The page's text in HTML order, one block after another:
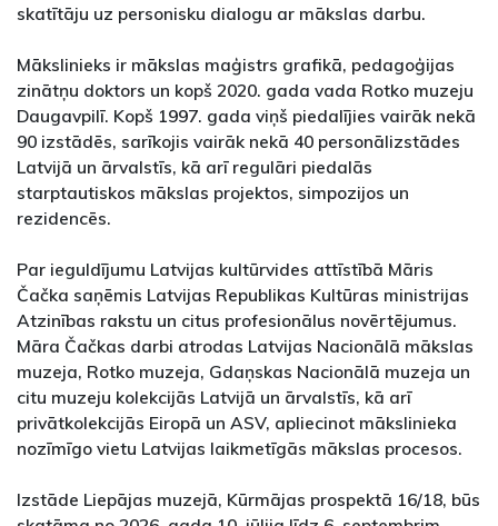
skatītāju uz personisku dialogu ar mākslas darbu.
Mākslinieks ir mākslas maģistrs grafikā, pedagoģijas
zinātņu doktors un kopš 2020. gada vada Rotko muzeju
Daugavpilī. Kopš 1997. gada viņš piedalījies vairāk nekā
90 izstādēs, sarīkojis vairāk nekā 40 personālizstādes
Latvijā un ārvalstīs, kā arī regulāri piedalās
starptautiskos mākslas projektos, simpozijos un
rezidencēs.
Par ieguldījumu Latvijas kultūrvides attīstībā Māris
Čačka saņēmis Latvijas Republikas Kultūras ministrijas
Atzinības rakstu un citus profesionālus novērtējumus.
Māra Čačkas darbi atrodas Latvijas Nacionālā mākslas
muzeja, Rotko muzeja, Gdaņskas Nacionālā muzeja un
citu muzeju kolekcijās Latvijā un ārvalstīs, kā arī
privātkolekcijās Eiropā un ASV, apliecinot mākslinieka
nozīmīgo vietu Latvijas laikmetīgās mākslas procesos.
Izstāde Liepājas muzejā, Kūrmājas prospektā 16/18, būs